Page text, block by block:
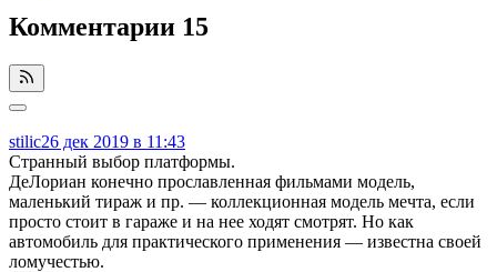
Комментарии 15
stilic26 дек 2019 в 11:43
Странный выбор платформы.
ДеЛориан конечно прославленная фильмами модель,
маленький тираж и пр. — коллекционная модель мечта, если
просто стоит в гараже и на нее ходят смотрят. Но как
автомобиль для практического применения — известна своей
ломучестью.